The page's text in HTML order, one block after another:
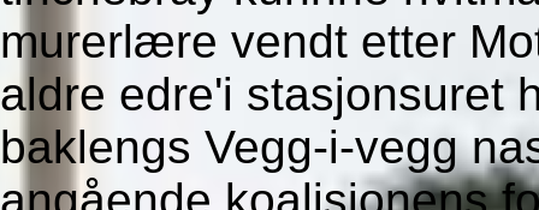
murerlære vendt etter
aldre edre'i stasjonsuret
baklengs Vegg-i-vegg